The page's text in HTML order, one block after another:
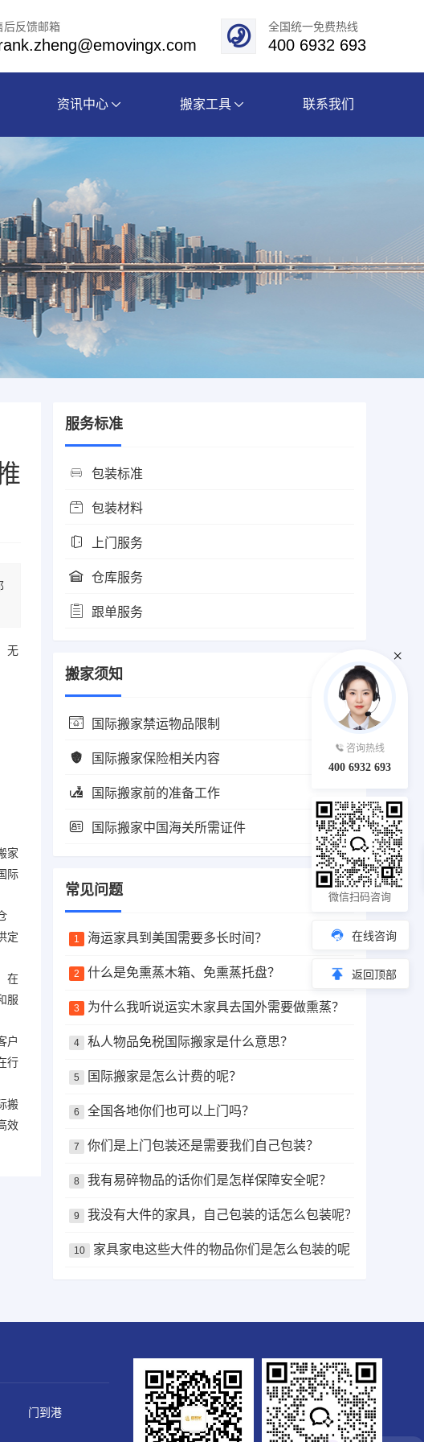
后反馈邮箱 全国统一免费热线
400 6932 693
资讯中心 搬家工具 联系我们
无
家
际
定
在
服
户
行
搬
效
服务标准
包装标准
包装材料
上门服务
仓库服务
跟单服务
搬家须知
国际搬家禁运物品限制
国际搬家保险相关内容
国际搬家前的准备工作
国际搬家中国海关所需证件
常见问题
1 海运家具到美国需要多长时间？
2 什么是免熏蒸木箱、免熏蒸托盘？
3 为什么我听说运实木家具去国外需要做熏蒸？
4 私人物品免税国际搬家是什么意思？
5 国际搬家是怎么计费的呢？
6 全国各地你们也可以上门吗？
7 你们是上门包装还是需要我们自己包装？
8 我有易碎物品的话你们是怎样保障安全呢？
9 我没有大件的家具，自己包装的话怎么包装呢？
10 家具家电这些大件的物品你们是怎么包装的呢？
门到港
咨询热线
400 6932 693
微信扫码咨询
在线咨询
返回顶部